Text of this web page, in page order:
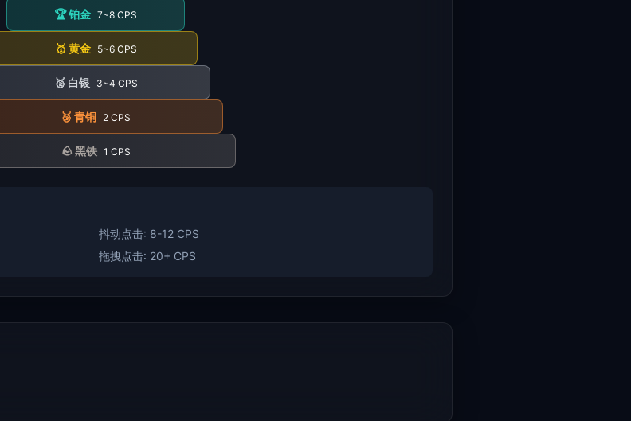
🏆铂金 7~8 CPS
🥇 黄金 5~6 CPS
🥈 白银 3~4 CPS
🥉 青铜 2 CPS
🪨 黑铁 1 CPS
抖动点击: 8-12 CPS
拖拽点击: 20+ CPS